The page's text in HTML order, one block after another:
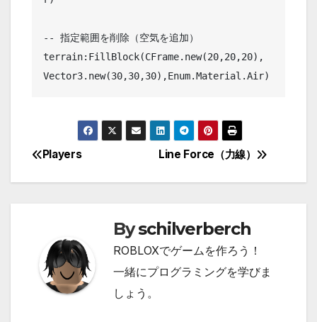
-- 指定範囲を削除（空気を追加）
terrain:FillBlock(CFrame.new(20,20,20),
Vector3.new(30,30,30),Enum.Material.Air)
投
稿
ビ
ゲ
Line Force（力線）
Players
Byschilverberch
ROBLOXでゲームを作ろう！
一緒にプログラミングを学びま
しょう。